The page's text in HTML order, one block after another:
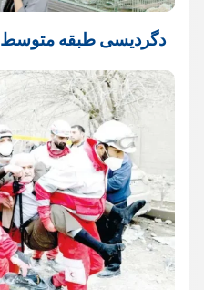
دگردیسی طبقه متوسط